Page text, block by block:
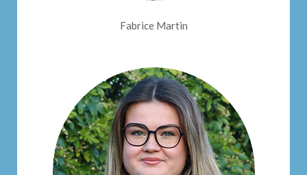
Fabrice Martin